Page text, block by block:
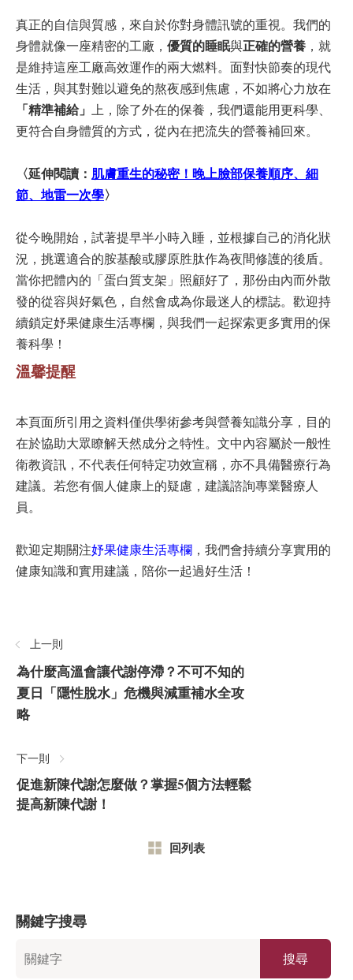
真正的自信與質感，來自於你對身體訊號的重視。我們的
身體就像一座精密的工廠， 優質的睡眠與正確的營養 ，就
是維持這座工廠高效運作的兩大燃料。面對快節奏的現代
生活，與其對難以避免的熬夜感到焦慮，不如將心力放在
「精準補給」
上，除了外在的保養，我們還能用更科學、
更符合自身體質的方式，從內在把流失的營養補回來。
〈延伸閱讀： 肌膚重生的秘密！晚上臉部保養順序、細
節、地雷一次學〉
從今晚開始，試著提早半小時入睡，並根據自己的消化狀
況，挑選適合的胺基酸或膠原胜肽作為夜間修護的後盾。
當你把體內的「蛋白質支架」照顧好了，那份由內而外散
發的從容與好氣色，自然會成為你最迷人的標誌。歡迎持
續鎖定妤果健康生活專欄，與我們一起探索更多實用的保
養科學！
溫馨提醒
本頁面所引用之資料僅供學術參考與營養知識分享，目的
在於協助大眾瞭解天然成分之特性。文中內容屬於一般性
衛教資訊，不代表任何特定功效宣稱，亦不具備醫療行為
建議。若您有個人健康上的疑慮，建議諮詢專業醫療人
員。
歡迎定期關注妤果健康生活專欄 ，我們會持續分享實用的
健康知識和實用建議，陪你一起過好生活！
上一則
為什麼高溫會讓代謝停滯？不可不知的
夏日「隱性脫水」危機與減重補水全攻
略
下一則
促進新陳代謝怎麼做？掌握5個方法輕鬆
提高新陳代謝！
回列表
關鍵字搜尋
搜尋